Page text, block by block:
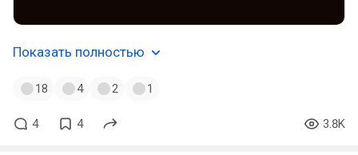
Показать полностью
18 4 2 1
4 4 3.8K